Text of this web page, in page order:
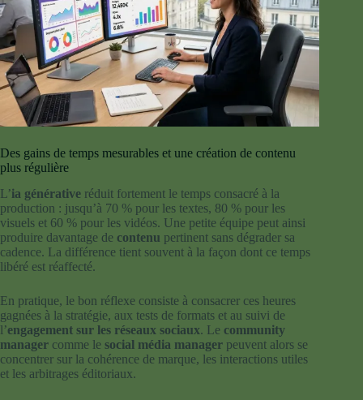
Des gains de temps mesurables et une création de contenu
plus régulière
L’ia générative réduit fortement le temps consacré à la
production : jusqu’à 70 % pour les textes, 80 % pour les
visuels et 60 % pour les vidéos. Une petite équipe peut ainsi
produire davantage de contenu pertinent sans dégrader sa
cadence. La différence tient souvent à la façon dont ce temps
libéré est réaffecté.
En pratique, le bon réflexe consiste à consacrer ces heures
gagnées à la stratégie, aux tests de formats et au suivi de
l’engagement sur les réseaux sociaux. Le community
manager comme le social média manager peuvent alors se
concentrer sur la cohérence de marque, les interactions utiles
et les arbitrages éditoriaux.